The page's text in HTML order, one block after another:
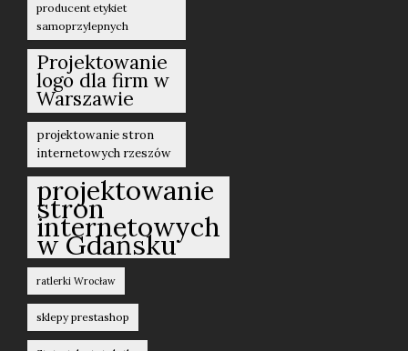
producent etykiet
samoprzylepnych
Projektowanie
logo dla firm w
Warszawie
projektowanie stron
internetowych rzeszów
projektowanie
stron
internetowych
w Gdańsku
ratlerki Wrocław
sklepy prestashop